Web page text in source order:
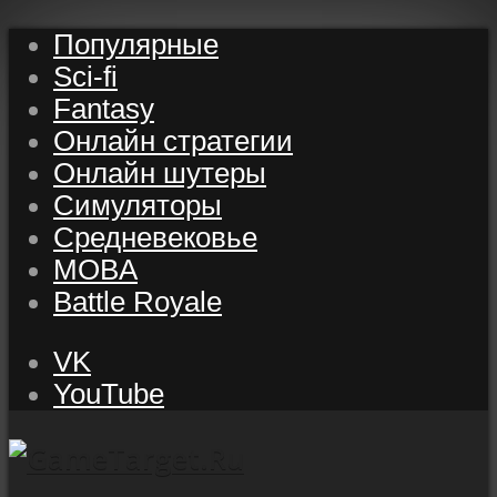
Популярные
Sci-fi
Fantasy
Онлайн стратегии
Онлайн шутеры
Симуляторы
Средневековье
MOBA
Battle Royale
VK
YouTube